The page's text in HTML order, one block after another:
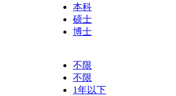
本科
硕士
博士
不限
不限
1年以下